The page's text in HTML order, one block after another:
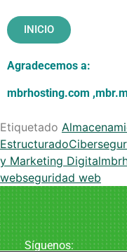
INICIO
Agradecemos a:
mbrhosting.com ,
Etiquetado
Estructurado
y Marketing Digital
webseguridad web
Síguenos: